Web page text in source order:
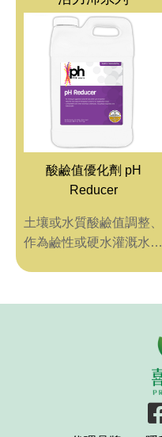
酸鹼值優化劑 pH
Reducer
土壤或水質酸鹼值調整、
作為鹼性或硬水灌溉水的